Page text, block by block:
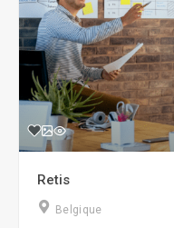
Retis
Belgique